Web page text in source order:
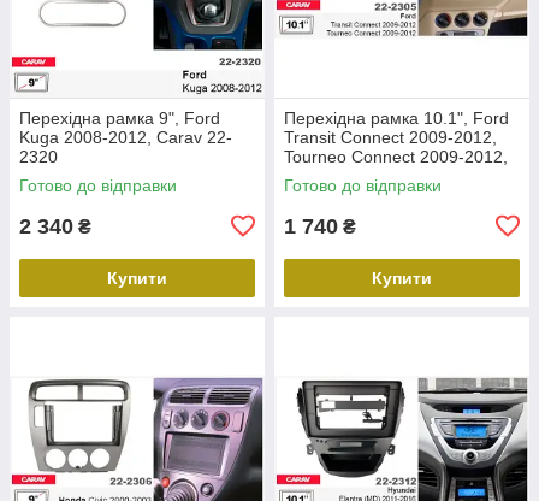
Перехідна рамка 9", Ford
Kuga 2008-2012, Carav 22-
2320
Готово до відправки
2 340 ₴
Купити
Перехідна рамка 10.1", Ford
Transit Connect 2009-2012,
Tourneo Connect 2009-2012,
Carav 22-2305
Готово до відправки
1 740 ₴
Купити